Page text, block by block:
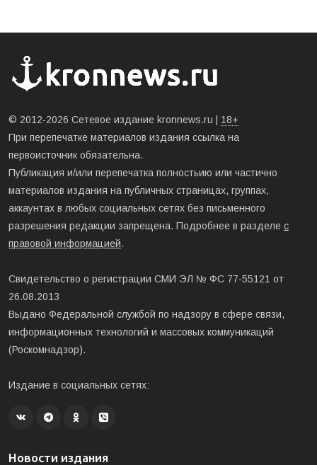
© 2012-2026 Сетевое издание kronnews.ru | 18+
При перепечатке материалов издания ссылка на
первоисточник обязательна.
Публикация и/или перепечатка полностьию или частично
материалов издания на публичных страницах, группах,
аккаунтах в любых социальных сетях без письменного
разрешения редакции запрещена. Подробнее в разделе с
правовой информацией.
Свидетельство о регистрации СМИ ЭЛ № ФС 77-55121 от
26.08.2013
Выдано Федеральной службой по надзору в сфере связи,
информационных технологий и массовых коммуникаций
(Роскомнадзор).
Издание в социальных сетях:
Новости издания